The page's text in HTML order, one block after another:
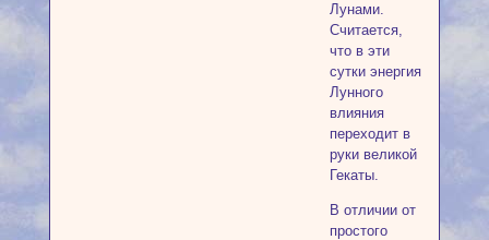
Лунами.
Считается,
что в эти
сутки энергия
Лунного
влияния
переходит в
руки великой
Гекаты.
В отличии от
простого